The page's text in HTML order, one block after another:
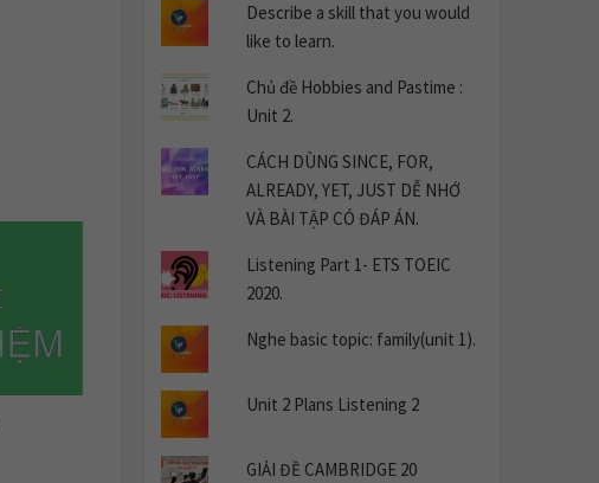
Describe a skill that you would
like to learn.
Chủ đề Hobbies and Pastime :
Unit 2.
CÁCH DÙNG SINCE, FOR,
ALREADY, YET, JUST DỄ NHỚ
VÀ BÀI TẬP CÓ ĐÁP ÁN.
Listening Part 1- ETS TOEIC
2020.
Nghe basic topic: family(unit 1).
Unit 2 Plans Listening 2
GIẢI ĐỀ CAMBRIDGE 20